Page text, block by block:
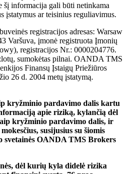
šį informacija gali būti netinkama
įstatymus ar teisinius reguliavimus.
registracijos adresas: Warsaw
Varšuva, įmonė registruota Įmonių
registracijos Nr.: 0000204776.
sumokėtas pilnai. OANDA TMS
Finansų Įstaigų Priežiūros
26 d. 2004 metų įstatymą.
kryžminio pardavimo dalis kartu
apie riziką, kylančią dėl
kryžminio pardavimo dalis, ir
susijusius su šiomis
svetainės OANDA TMS Brokers
dėl kurių kyla didelė rizika